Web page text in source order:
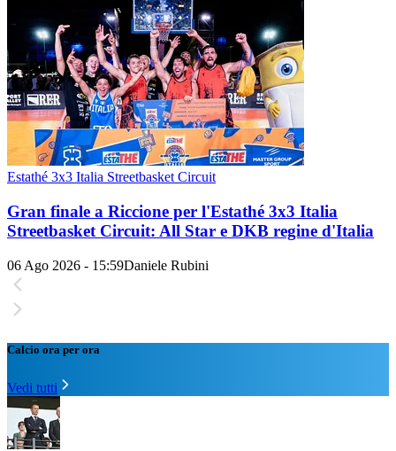
Estathé 3x3 Italia Streetbasket Circuit
Gran finale a Riccione per l'Estathé 3x3 Italia
Streetbasket Circuit: All Star e DKB regine d'Italia
06 Ago 2026 - 15:59Daniele Rubini
Calcio ora per ora
Vedi tutti